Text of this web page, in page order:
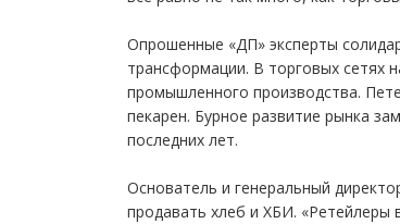
Опрошенные «ДП» эксперты
трансформации. В торговых сетях
промышленного производства.
пекарен. Бурное развитие рынка
последних лет.
Основатель и генеральный
продавать хлеб и ХБИ.